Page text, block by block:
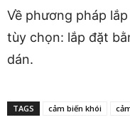
Về phương pháp
tùy chọn: lắp đặt
dán.
TAGS cảm biến khói